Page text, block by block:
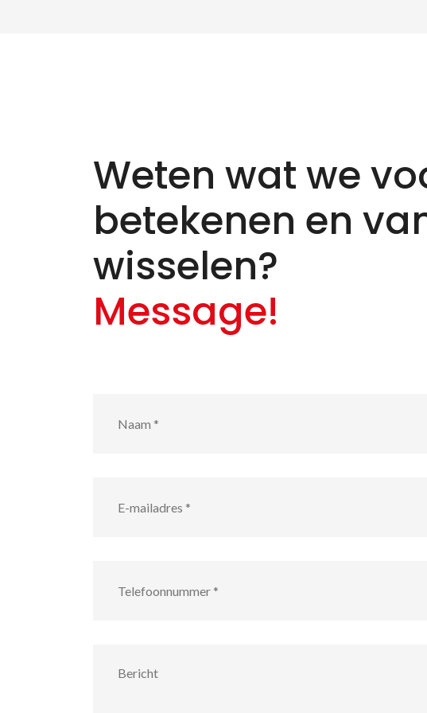
Weten wat we
betekenen en
wisselen?
Message!